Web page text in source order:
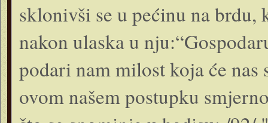
sklonivši se u pećinu na
nakon ulaska u
podari nam milost koja će
ovom našem postupku